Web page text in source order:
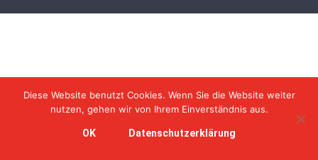
Diese Website benutzt Cookies. Wenn Sie die Website weiter
nutzen, gehen wir von Ihrem Einverständnis aus.
OK Datenschutzerklärung